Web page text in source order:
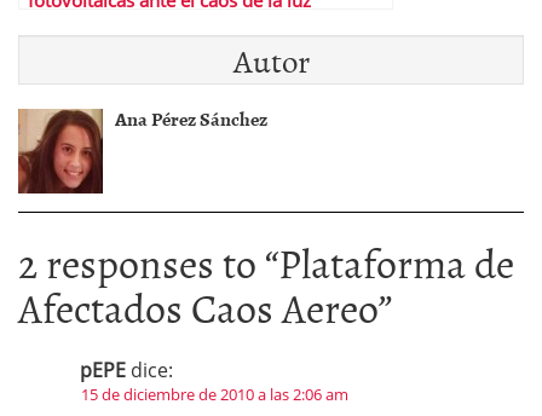
Autor
Ana Pérez Sánchez
2 responses to “Plataforma de
Afectados Caos Aereo”
pEPE dice:
15 de diciembre de 2010 a las 2:06 am